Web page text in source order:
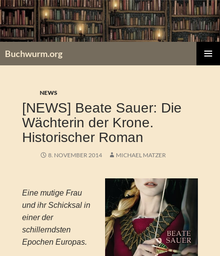
Zum
Inhalt
springen
Buchwurm.org
NEWS
[NEWS] Beate Sauer: Die
Wächterin der Krone.
Historischer Roman
8. NOVEMBER 2014 MICHAEL MATZER
Eine mutige Frau
und ihr Schicksal in
einer der
schillerndsten
Epochen Europas.